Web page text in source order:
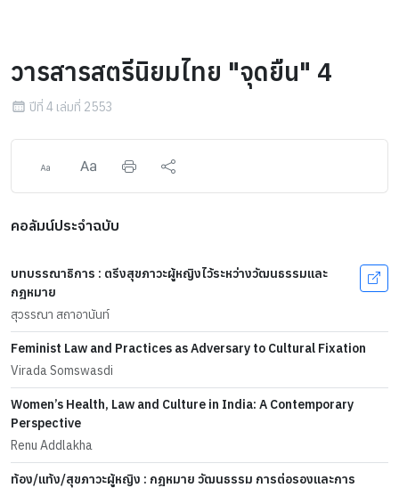
วารสารสตรีนิยมไทย "จุดยืน" 4
ปีที่ 4 เล่มที่ 2553
คอลัมน์ประจำฉบับ
บทบรรณาธิการ : ตรีงสุขภาวะผู้หญิงไว้ระหว่างวัฒนธรรมและ
กฎหมาย
สุวรรณา สถาอานันท์
Feminist Law and Practices as Adversary to Cultural Fixation
Virada Somswasdi
Women’s Health, Law and Culture in India: A Contemporary
Perspective
Renu Addlakha
ท้อง/แท้ง/สุขภาวะผู้หญิง : กฎหมาย วัฒนธรรม การต่อรองและการ